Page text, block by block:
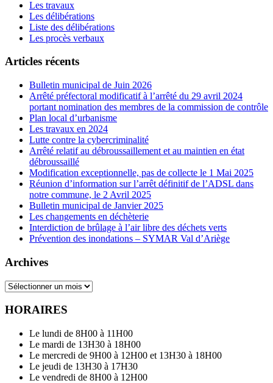
Les travaux
Les délibérations
Liste des délibérations
Les procès verbaux
Articles récents
Bulletin municipal de Juin 2026
Arrêté préfectoral modificatif à l’arrêté du 29 avril 2024
portant nomination des membres de la commission de contrôle
Plan local d’urbanisme
Les travaux en 2024
Lutte contre la cybercriminalité
Arrêté relatif au débroussaillement et au maintien en état
débroussaillé
Modification exceptionnelle, pas de collecte le 1 Mai 2025
Réunion d’information sur l’arrêt définitif de l’ADSL dans
notre commune, le 2 Avril 2025
Bulletin municipal de Janvier 2025
Les changements en déchèterie
Interdiction de brûlage à l’air libre des déchets verts
Prévention des inondations – SYMAR Val d’Ariège
Archives
Archives
HORAIRES
Le lundi de 8H00 à 11H00
Le mardi de 13H30 à 18H00
Le mercredi de 9H00 à 12H00 et 13H30 à 18H00
Le jeudi de 13H30 à 17H30
Le vendredi de 8H00 à 12H00